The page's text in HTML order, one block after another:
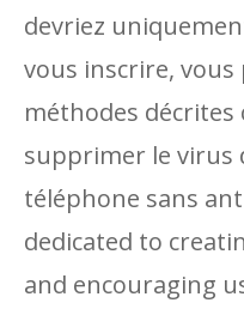
devriez
vous inscrire, vous
méthodes décrites
supprimer le virus
téléphone sans
dedicated to
and encouraging